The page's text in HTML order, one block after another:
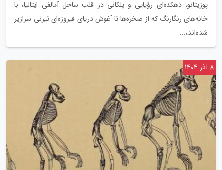
پوزیتانو، دهکده‌ای رؤیایی و پلکانی در قلب ساحل آمالفی ایتالیا، با
خانه‌های رنگارنگ که از صخره‌ها تا آغوش دریای فیروزه‌ای تیرنی سرازیر
شده‌اند،...
8 آذر 1404